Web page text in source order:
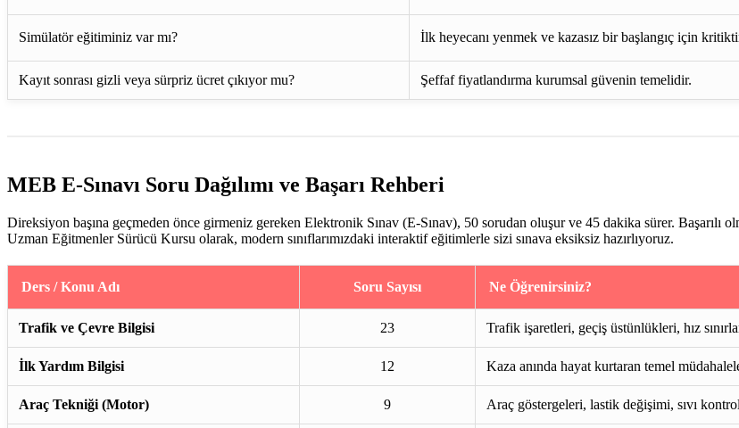
Simülatör eğitiminiz var mı? İlk heyecanı yenmek ve kazasız bir başlangıç için
Kayıt sonrası gizli veya sürpriz ücret çıkıyor mu? Şeffaf fiyatlandırma kurumsal güvenin temelidir.
MEB E-Sınavı Soru Dağılımı ve Başarı Rehberi
Direksiyon başına geçmeden önce girmeniz gereken Elektronik Sınav (E-Sınav), 50 sorudan oluşur ve 45 dakika sürer. Başarılı
Uzman Eğitmenler Sürücü Kursu olarak, modern sınıflarımızdaki interaktif eğitimlerle sizi sınava eksiksiz hazırlıyoruz.
Ders / Konu Adı Soru Sayısı Ne Öğrenirsiniz?
Trafik ve Çevre Bilgisi 23 Trafik işaretleri, geçiş üstünlükleri, hız
İlk Yardım Bilgisi 12 Kaza anında hayat kurtaran temel
Araç Tekniği (Motor) 9 Araç göstergeleri, lastik değişimi, sıvı